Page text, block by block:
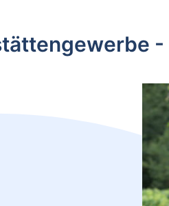
-